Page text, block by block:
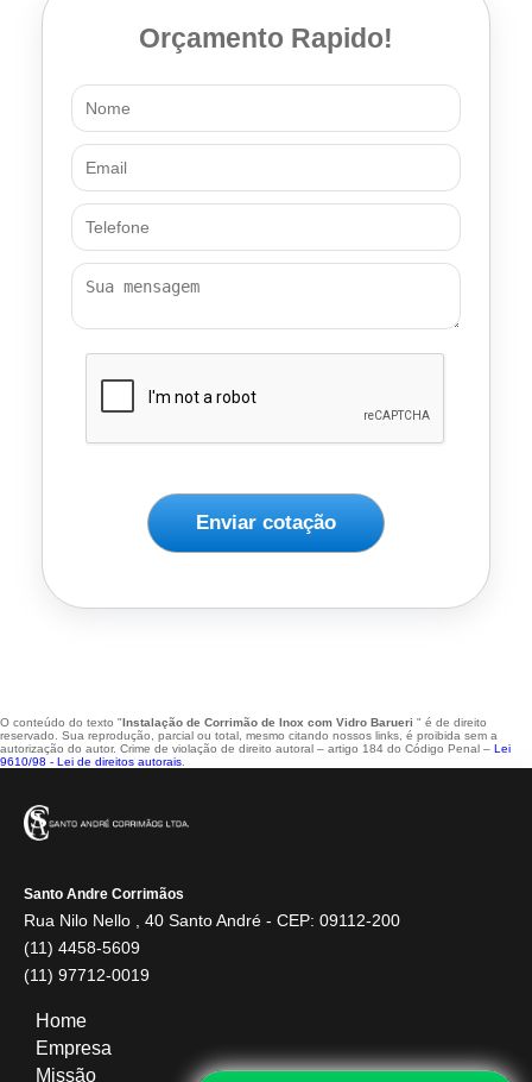
Orçamento Rapido!
Enviar cotação
O conteúdo do texto "Instalação de Corrimão de Inox com Vidro Barueri " é de direito
reservado. Sua reprodução, parcial ou total, mesmo citando nossos links, é proibida sem a
autorização do autor. Crime de violação de direito autoral – artigo 184 do Código Penal – Lei
9610/98 - Lei de direitos autorais
Santo Andre Corrimãos
Rua Nilo Nello , 40 Santo André - CEP: 09112-200
(11) 4458-5609
(11) 97712-0019
Home
Empresa
Missão